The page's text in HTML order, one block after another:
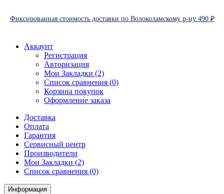
Фиксированная стоимость доставки по Волоколамскому р-ну 490 ₽
Аккаунт
Регистрация
Авторизация
Мои Закладки (2)
Список сравнения (0)
Корзина покупок
Оформление заказа
Доставка
Оплата
Гарантия
Сервисный центр
Производители
Мои Закладки (2)
Список сравнения (0)
Информация